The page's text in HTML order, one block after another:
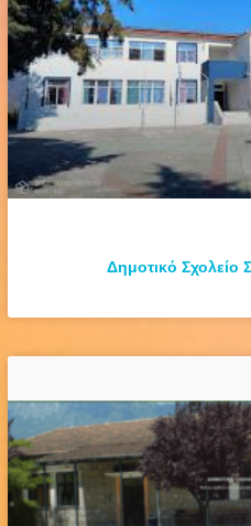
Δημοτικό Σχολείο